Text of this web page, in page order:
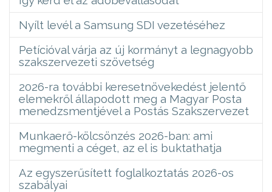
Nyílt levél a Samsung SDI vezetéséhez
Petícióval várja az új kormányt a legnagyobb
szakszervezeti szövetség
2026-ra további keresetnövekedést jelentő
elemekről állapodott meg a Magyar Posta
menedzsmentjével a Postás Szakszervezet
Munkaerő-kölcsönzés 2026-ban: ami
megmenti a céget, az el is buktathatja
Az egyszerűsített foglalkoztatás 2026-os
szabályai